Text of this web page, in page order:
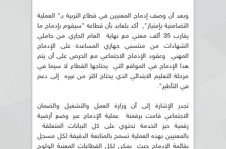
وبعد أن وصف إدماج المعنيين في قطاع التربية بـ" العملية
التضامنية بإمتياز", أكد بلعابد بأن قطاعه "سيقوم بإدماج ما
يقارب 35 ألف معني مع نهاية العام الجاري من حاملي
الشهادات من منتسبي جهازي المساعدة على الإدماج
المهني وعقود الإدماج الاجتماعي مع الحرص على أن يتم
هذا الإدماج في المواقع التي يحتاجها القطاع لا سيما في
مرحلة التعليم الابتدائي الذي يحتاج اكثر من غيره إلى دعم
في التأطير".
تجدر الإشارة إلى أن وزارة العمل والتشغيل والضمان
الاجتماعي قامت برقمنة عملية الإدماج عبر وضع أرضية
رقمية حيز الخدمة تحتوي على كل البيانات المتعلقة
بالمعنيين بهذه العملية تسمح بالمتابعة الدقيقة لكل مسجل
بقائمة الإدماج حيث يمكن لكل القطاعات المعنية الولوج